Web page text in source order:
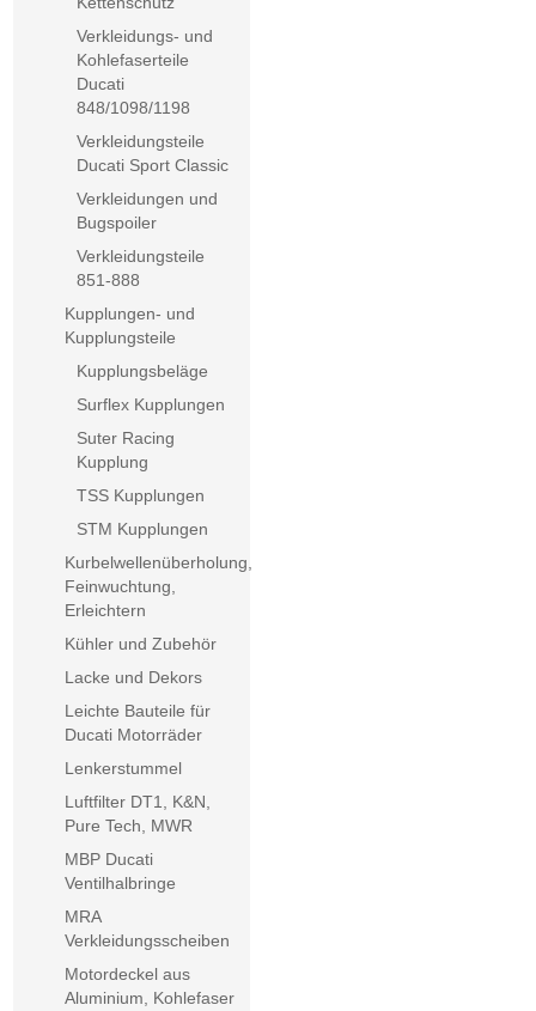
Verkleidungs- und
Kohlefaserteile
Ducati
848/1098/1198
Verkleidungsteile
Ducati Sport Classic
Verkleidungen und
Bugspoiler
Verkleidungsteile
851-888
Kupplungen- und
Kupplungsteile
Kupplungsbeläge
Surflex Kupplungen
Suter Racing
Kupplung
TSS Kupplungen
STM Kupplungen
Kurbelwellenüberholung,
Feinwuchtung,
Erleichtern
Kühler und Zubehör
Lacke und Dekors
Leichte Bauteile für
Ducati Motorräder
Lenkerstummel
Luftfilter DT1, K&N,
Pure Tech, MWR
MBP Ducati
Ventilhalbringe
MRA
Verkleidungsscheiben
Motordeckel aus
Aluminium, Kohlefaser